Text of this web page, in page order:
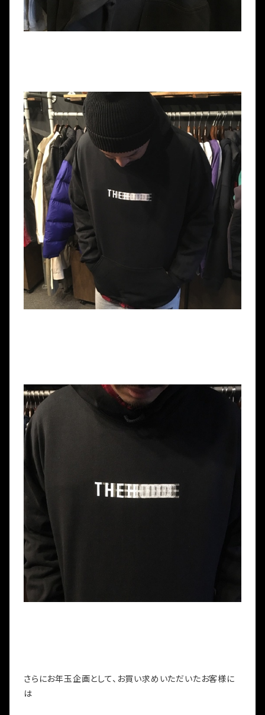
さらにお年玉企画として、お買い求めいただいたお客様に
は